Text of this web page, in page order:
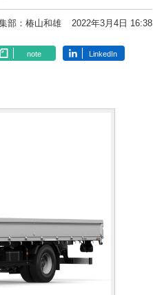
部：椿山和雄 2022年3月4日 16:38
note LinkedIn